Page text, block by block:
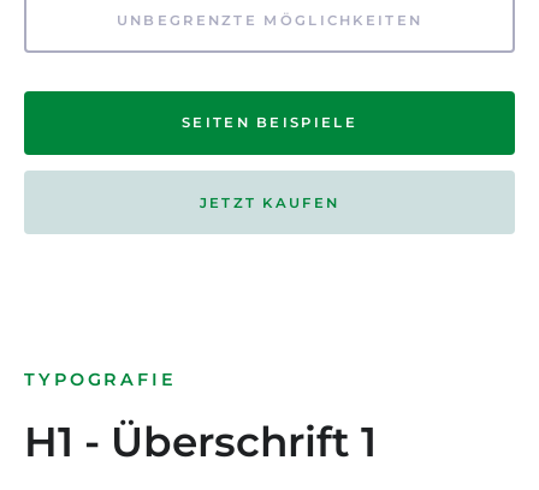
UNBEGRENZTE MÖGLICHKEITEN
SEITEN BEISPIELE
JETZT KAUFEN
TYPOGRAFIE
H1 - Überschrift 1